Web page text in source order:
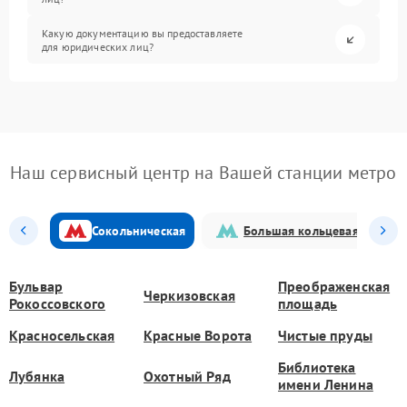
Какую документацию вы предоставляете
для юридических лиц?
Наш сервисный центр на Вашей станции метро
Сокольническая Большая кольцевая
Бульвар
Рокоссовского
Черкизовская
Преображенская
площадь
Красносельская
Красные Ворота Чистые пруды
Лубянка Охотный Ряд
Библиотека
имени Ленина